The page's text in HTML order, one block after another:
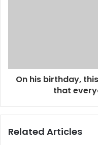
On his birthday,
that
Related Articles